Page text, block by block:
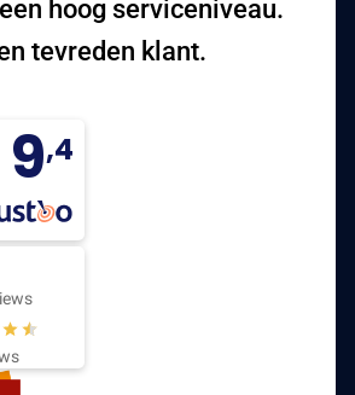
hoog serviceniveau.
tevreden klant.
9,4